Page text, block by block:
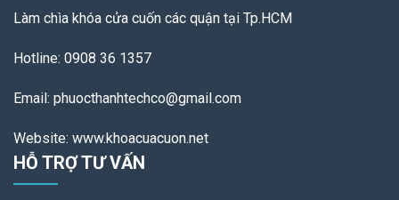
Làm chìa khóa cửa cuốn các quận tại Tp.HCM
Hotline: 0908 36 1357
Email: phuocthanhtechco@gmail.com
Website: www.khoacuacuon.net
HỖ TRỢ TƯ VẤN